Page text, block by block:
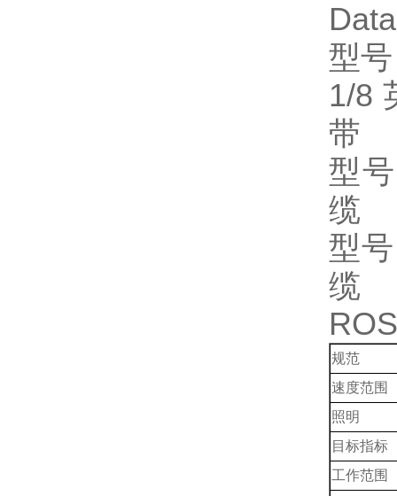
型
1/8
带
型
缆
型
缆
规范
速度范围
照明
目标指标
工作范围